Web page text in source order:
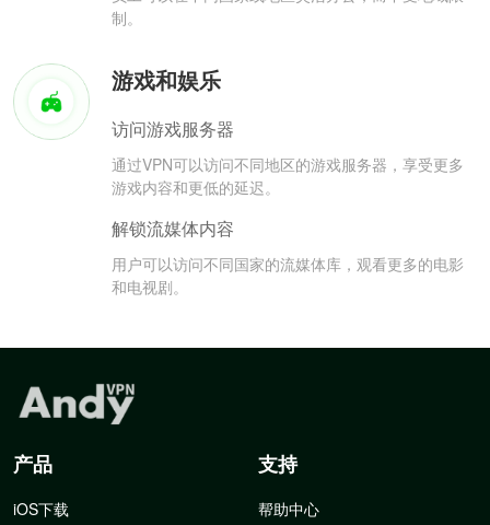
制。
游戏和娱乐
访问游戏服务器
通过VPN可以访问不同地区的游戏服务器，享受更多
游戏内容和更低的延迟。
解锁流媒体内容
用户可以访问不同国家的流媒体库，观看更多的电影
和电视剧。
产品
iOS下载
支持
帮助中心